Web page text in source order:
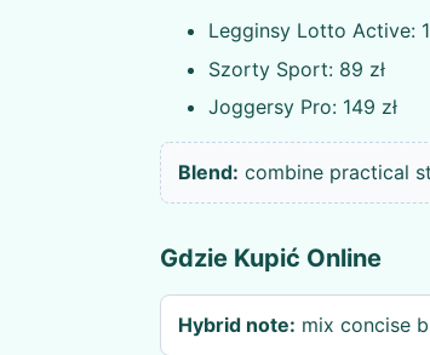
Legginsy Lotto Active:
Szorty Sport: 89 zł
Joggersy Pro: 149 zł
Blend: combine practical
Gdzie Kupić Online
Hybrid note: mix concise